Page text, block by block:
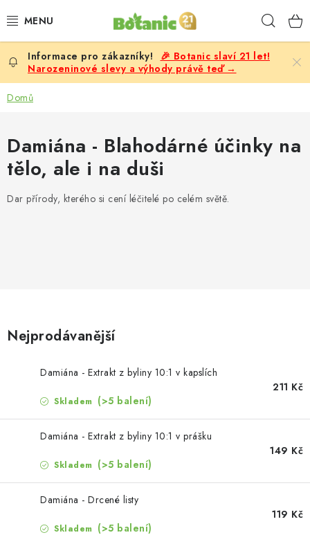
na
PREMIUM
DOPLŇKY STRAVY
POTRAVINY, NÁPOJE
SLEVY, AKCE
OSTATNÍ
Doprava a platba Recenze
Věrnostní program
Proč Botanic?
Kontakty
🎉 Botanic slaví 21 let!
Narozeninové slevy a výhody právě teď →
Domů
Damiána - Blahodárné účinky na
tělo, ale i na duši
Dar přírody, kterého si cení léčitelé po celém světě.
Nejprodávanější
Damiána - Extrakt z byliny 10:1 v kapslích
Skladem (>5 balení)
211 Kč
Damiána - Extrakt z byliny 10:1 v prášku
Skladem (>5 balení)
149 Kč
Damiána - Drcené listy
Skladem (>5 balení)
119 Kč